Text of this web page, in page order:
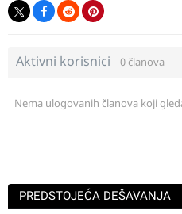
Aktivni korisnici 0 članova
Nema ulogovanih članova koji
PREDSTOJEĆA DEŠAVANJA